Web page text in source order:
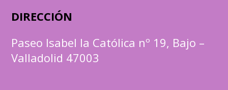
DIRECCIÓN
Paseo Isabel la Católica nº 19, Bajo –
Valladolid 47003